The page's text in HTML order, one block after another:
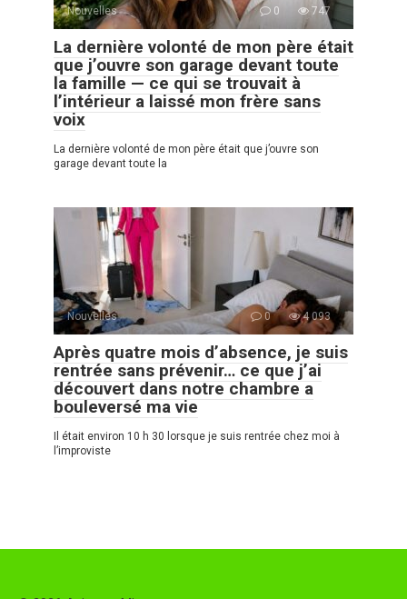
Nouvelles 0 747
La dernière volonté de mon père était
que j’ouvre son garage devant toute
la famille — ce qui se trouvait à
l’intérieur a laissé mon frère sans
voix
La dernière volonté de mon père était que j’ouvre son
garage devant toute la
Nouvelles 0 4 093
Après quatre mois d’absence, je suis
rentrée sans prévenir… ce que j’ai
découvert dans notre chambre a
bouleversé ma vie
Il était environ 10 h 30 lorsque je suis rentrée chez moi à
l’improviste